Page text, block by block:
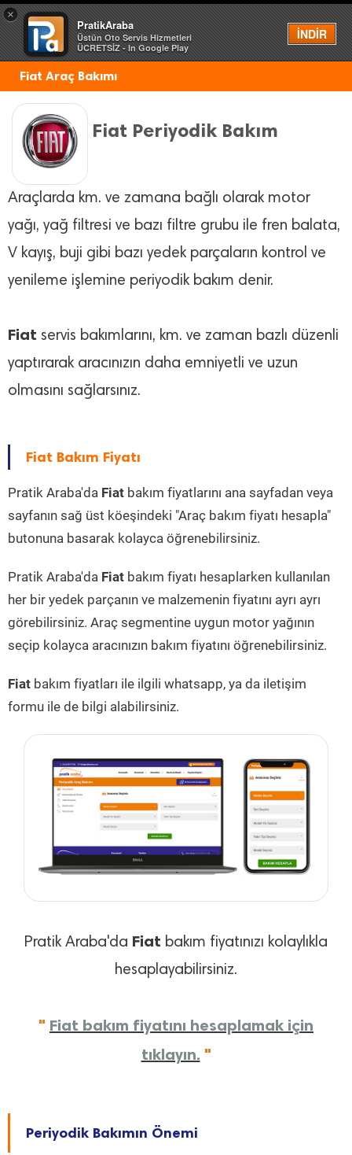
×
PratikAraba
Üstün Oto Servis Hizmetleri
ÜCRETSİZ - In Google Play
İNDİR
Menü
Fiat Araç Bakımı
Fiat Periyodik Bakım
Araçlarda km. ve zamana bağlı olarak motor
yağı, yağ filtresi ve bazı filtre grubu ile fren balata,
V kayış, buji gibi bazı yedek parçaların kontrol ve
yenileme işlemine periyodik bakım denir.
Fiat servis bakımlarını, km. ve zaman bazlı düzenli
yaptırarak aracınızın daha emniyetli ve uzun
olmasını sağlarsınız.
Fiat Bakım Fiyatı
Pratik Araba'da Fiat bakım fiyatlarını ana sayfadan veya
sayfanın sağ üst köeşindeki "Araç bakım fiyatı hesapla"
butonuna basarak kolayca öğrenebilirsiniz.
Pratik Araba'da Fiat bakım fiyatı hesaplarken kullanılan
her bir yedek parçanın ve malzemenin fiyatını ayrı ayrı
görebilirsiniz. Araç segmentine uygun motor yağının
seçip kolayca aracınızın bakım fiyatını öğrenebilirsiniz.
Fiat bakım fiyatları ile ilgili whatsapp, ya da iletişim
formu ile de bilgi alabilirsiniz.
Pratik Araba'da Fiat bakım fiyatınızı kolaylıkla
hesaplayabilirsiniz.
" Fiat bakım fiyatını hesaplamak için
tıklayın. "
Periyodik Bakımın Önemi